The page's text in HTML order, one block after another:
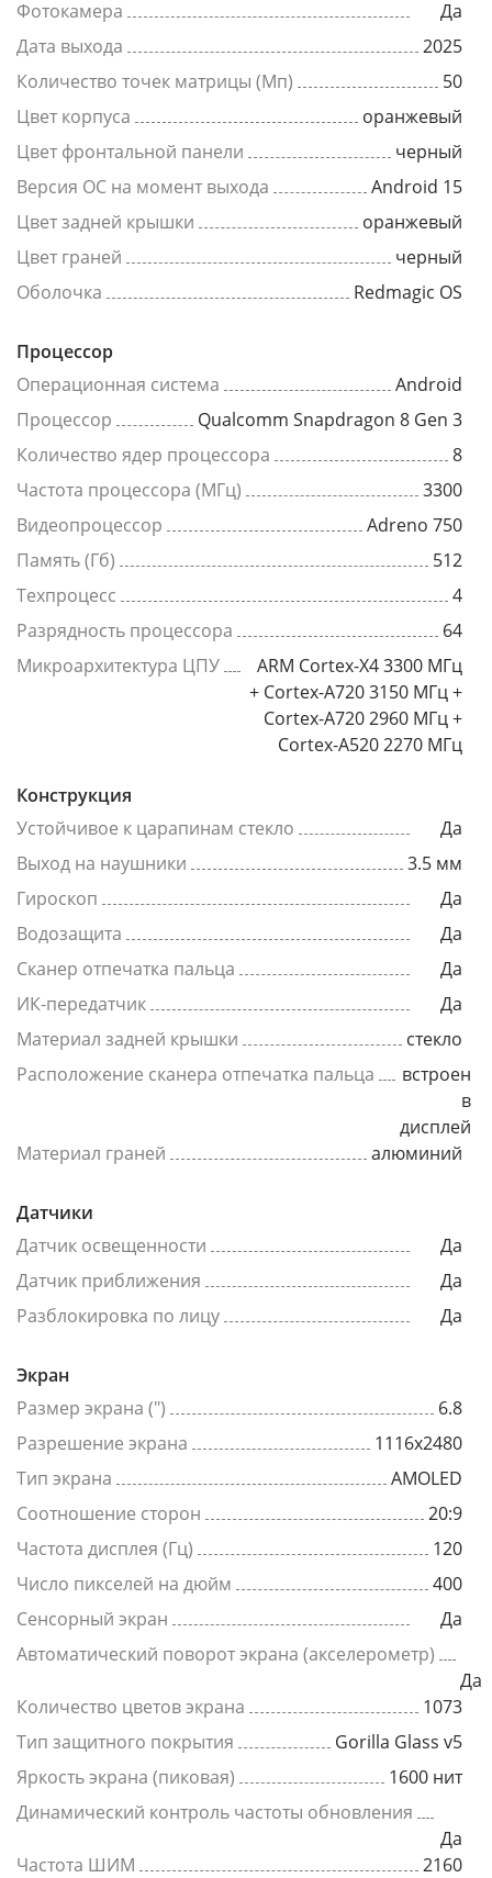
Фотокамера
Да
Дата выхода
2025
Количество точек матрицы (Мп)
50
Цвет корпуса
оранжевый
Цвет фронтальной панели
черный
Версия ОС на момент выхода
Android 15
Цвет задней крышки
оранжевый
Цвет граней
черный
Оболочка
Redmagic OS
Процессор
Операционная система
Android
Процессор
Qualcomm Snapdragon 8 Gen 3
Количество ядер процессора
8
Частота процессора (МГц)
3300
Видеопроцессор
Adreno 750
Память (Гб)
512
Техпроцесс
4
Разрядность процессора
64
Микроархитектура ЦПУ
ARM Cortex-X4 3300 МГц
+ Cortex-A720 3150 МГц +
Cortex-A720 2960 МГц +
Cortex-A520 2270 МГц
Конструкция
Устойчивое к царапинам стекло
Да
Выход на наушники
3.5 мм
Гироскоп
Да
Водозащита
Да
Сканер отпечатка пальца
Да
ИК-передатчик
Да
Материал задней крышки
стекло
Расположение сканера отпечатка пальца
встроен
в
дисплей
Материал граней
алюминий
Датчики
Датчик освещенности
Да
Датчик приближения
Да
Разблокировка по лицу
Да
Экран
Размер экрана (")
6.8
Разрешение экрана
1116x2480
Тип экрана
AMOLED
Соотношение сторон
20:9
Частота дисплея (Гц)
120
Число пикселей на дюйм
400
Сенсорный экран
Да
Автоматический поворот экрана (акселерометр)
Да
Количество цветов экрана
1073
Тип защитного покрытия
Gorilla Glass v5
Яркость экрана (пиковая)
1600 нит
Динамический контроль частоты обновления
Да
Частота ШИМ
2160